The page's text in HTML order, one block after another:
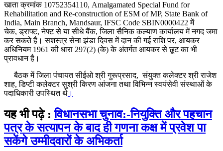
खाता क्रमांक 10752354110, Amalgamated Special Fund for
Rehabilitation and Re-construction of ESM of MP, State Bank of
India, Main Branch, Mandsaur, IFSC Code SBIN0000422 में
चेक, ड्राफ्ट, नेफ्ट से या सीधे बैंक, जिला सैनिक कल्‍याण कार्यालय में नगद जमा
कर सकते है। सशस्‍त्र सेना झंडा दिवस में दान की गई राशि पर, आयकर
अधिनियम 1961 की धारा 297(2) (के) के अंतर्गत आयकर से छूट का भी
प्रावधान है।
बैठक में जिला पंचायत सीईओ श्री गुरूप्रसाद, संयुक्‍त कलेक्‍टर श्री राजेश
शाह, डिप्‍टी कलेक्‍टर सुश्री किरण आंजना तथा विभिन्‍न स्‍वयंसेवी संस्‍थाओं के
पदाधिकारी उपस्थित थे ।
यह भी पढ़े :विधानसभा चुनाव:-नियुक्ति और पहचान
पत्र के सत्‍यापन के बाद ही गणना कक्ष में प्रवेश पा
सकेंगे उम्‍मीदवारों के अभिकर्ता